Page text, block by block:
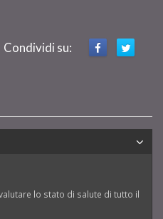
Condividi su:
lo stato di salute di tutto il